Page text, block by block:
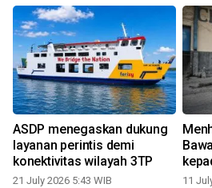
ASDP menegaskan dukung
layanan perintis demi
konektivitas wilayah 3TP
21 July 2026 5:43 WIB 11